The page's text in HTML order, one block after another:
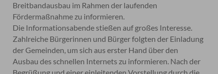
Breitbandausbau im Rahmen der laufenden
Fördermaßnahme zu informieren.
Die Informationsabende stießen auf großes Interesse.
Zahlreiche Bürgerinnen und Bürger folgten der Einladung
der Gemeinden, um sich aus erster Hand über den
Ausbau des schnellen Internets zu informieren. Nach der